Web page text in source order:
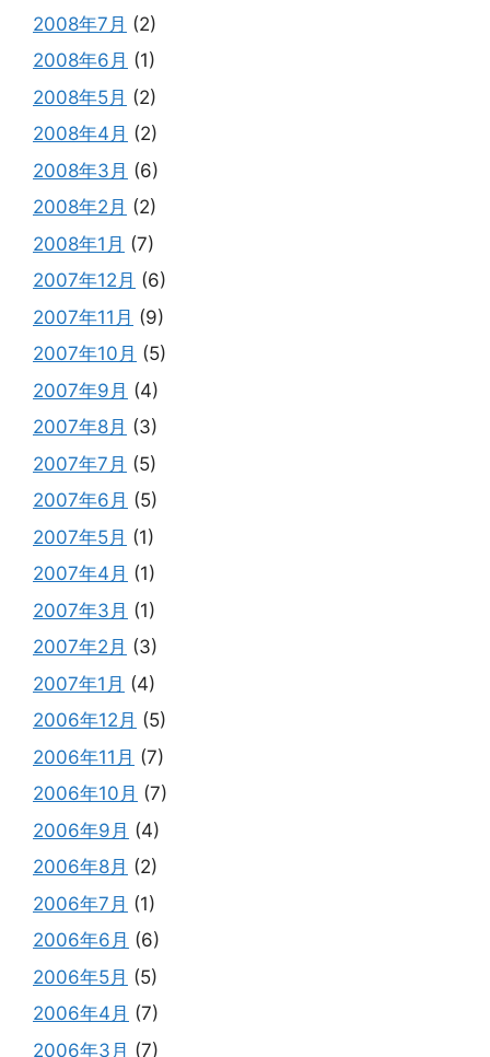
2008年7月 (2)
2008年6月 (1)
2008年5月 (2)
2008年4月 (2)
2008年3月 (6)
2008年2月 (2)
2008年1月 (7)
2007年12月 (6)
2007年11月 (9)
2007年10月 (5)
2007年9月 (4)
2007年8月 (3)
2007年7月 (5)
2007年6月 (5)
2007年5月 (1)
2007年4月 (1)
2007年3月 (1)
2007年2月 (3)
2007年1月 (4)
2006年12月 (5)
2006年11月 (7)
2006年10月 (7)
2006年9月 (4)
2006年8月 (2)
2006年7月 (1)
2006年6月 (6)
2006年5月 (5)
2006年4月 (7)
2006年3月 (7)